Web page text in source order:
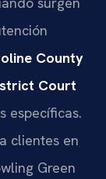
County
Court
específicas.
clientes en
Green